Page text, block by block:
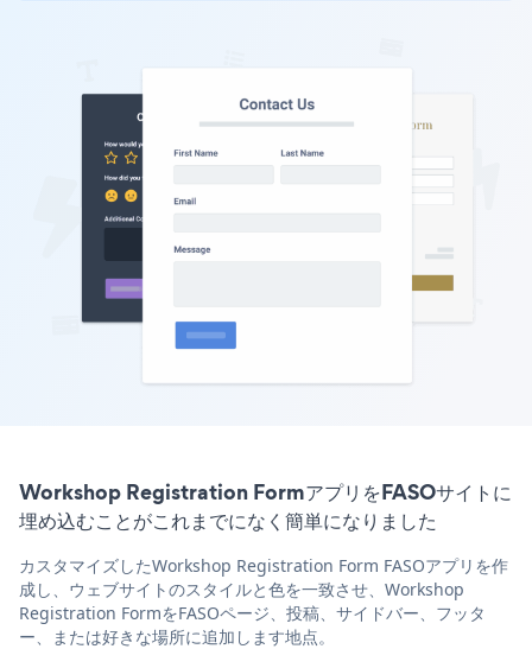
Workshop Registration FormアプリをFASOサイトに
埋め込むことがこれまでになく簡単になりました
カスタマイズしたWorkshop Registration Form FASOアプリを作
成し、ウェブサイトのスタイルと色を一致させ、Workshop
Registration FormをFASOページ、投稿、サイドバー、フッタ
ー、または好きな場所に追加します地点。